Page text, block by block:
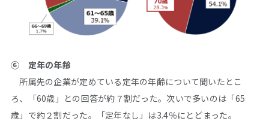
⑥ 定年の年齢
所属先の企業が定めている定年の年齢について聞いたとこ
ろ、「60歳」との回答が約７割だった。次いで多いのは「65
歳」で約２割だった。「定年なし」は3.4％にとどまった。